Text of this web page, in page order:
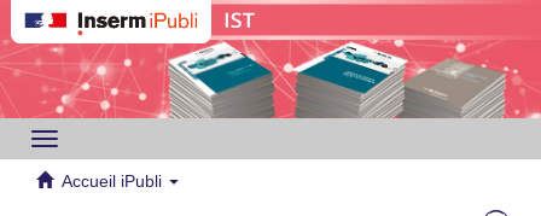
Toggle
navigation
Accueil iPubli